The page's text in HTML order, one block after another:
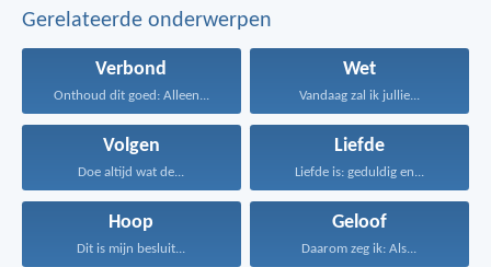
Gerelateerde onderwerpen
Verbond
Onthoud dit goed: Alleen...
Wet
Vandaag zal ik jullie...
Volgen
Doe altijd wat de...
Liefde
Liefde is: geduldig en...
Hoop
Dit is mijn besluit...
Geloof
Daarom zeg ik: Als...